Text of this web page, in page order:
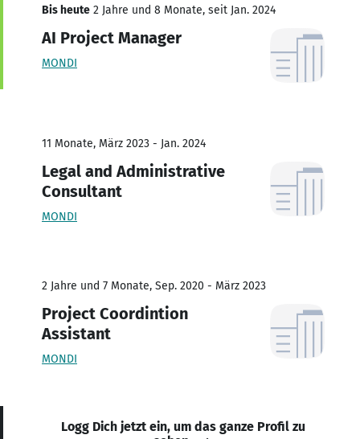
Bis heute 2 Jahre und 8 Monate, seit Jan. 2024
AI Project Manager
MONDI
11 Monate, März 2023 - Jan. 2024
Legal and Administrative
Consultant
MONDI
2 Jahre und 7 Monate, Sep. 2020 - März 2023
Project Coordintion
Assistant
MONDI
Logg Dich jetzt ein, um das ganze Profil zu